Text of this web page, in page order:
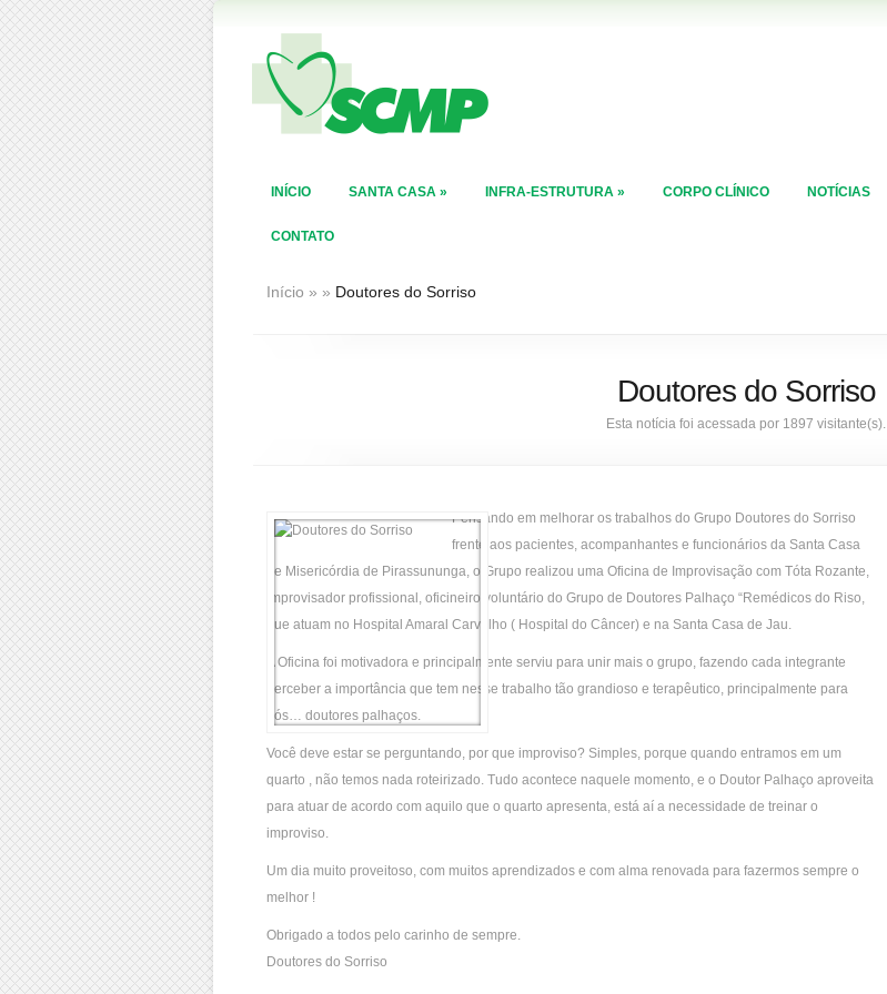
INÍCIO SANTA CASA » INFRA-ESTRUTURA » CORPO CLÍNICO NOTÍCIAS
CONTATO
Início » » Doutores do Sorriso
Doutores do Sorriso
Esta notícia foi acessada por 1897 visitante(s).
Pensando em melhorar os trabalhos do Grupo Doutores do Sorriso
frente aos pacientes, acompanhantes e funcionários da Santa Casa
de Misericórdia de Pirassununga, o Grupo realizou uma Oficina de Improvisação com Tóta Rozante,
improvisador profissional, oficineiro voluntário do Grupo de Doutores Palhaço “Remédicos do Riso,
que atuam no Hospital Amaral Carvalho ( Hospital do Câncer) e na Santa Casa de Jau.
A Oficina foi motivadora e principalmente serviu para unir mais o grupo, fazendo cada integrante
perceber a importância que tem nesse trabalho tão grandioso e terapêutico, principalmente para
nós… doutores palhaços.
Você deve estar se perguntando, por que improviso? Simples, porque quando entramos em um
quarto , não temos nada roteirizado. Tudo acontece naquele momento, e o Doutor Palhaço aproveita
para atuar de acordo com aquilo que o quarto apresenta, está aí a necessidade de treinar o
improviso.
Um dia muito proveitoso, com muitos aprendizados e com alma renovada para fazermos sempre o
melhor !
Obrigado a todos pelo carinho de sempre.
Doutores do Sorriso